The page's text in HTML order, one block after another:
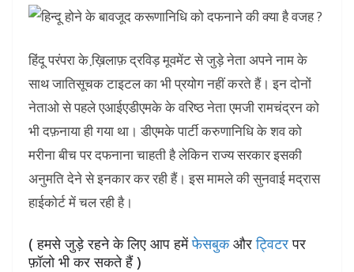
हिंदू परंपरा के ख़ि़लाफ़ द्रविड़ मूवमेंट से जुड़े नेता अपने नाम के
साथ जातिसूचक टाइटल का भी प्रयोग नहीं करते हैं। इन दोनों
नेताओ से पहले एआईएडीएमके के वरिष्ठ नेता एमजी रामचंद्रन को
भी दफ़नाया ही गया था। डीएमके पार्टी करुणानिधि के शव को
मरीना बीच पर दफनाना चाहती है लेकिन राज्य सरकार इसकी
अनुमति देने से इनकार कर रही हैं। इस मामले की सुनवाई मद्रास
हाईकोर्ट में चल रही है।
( हमसे जुड़े रहने के लिए आप हमेंफेसबुकऔरट्विटरपर
फ़ॉलो भी कर सकते हैं )